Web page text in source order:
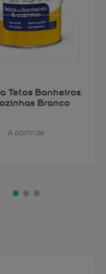
Tetos Banheiros
Branco
A partir de